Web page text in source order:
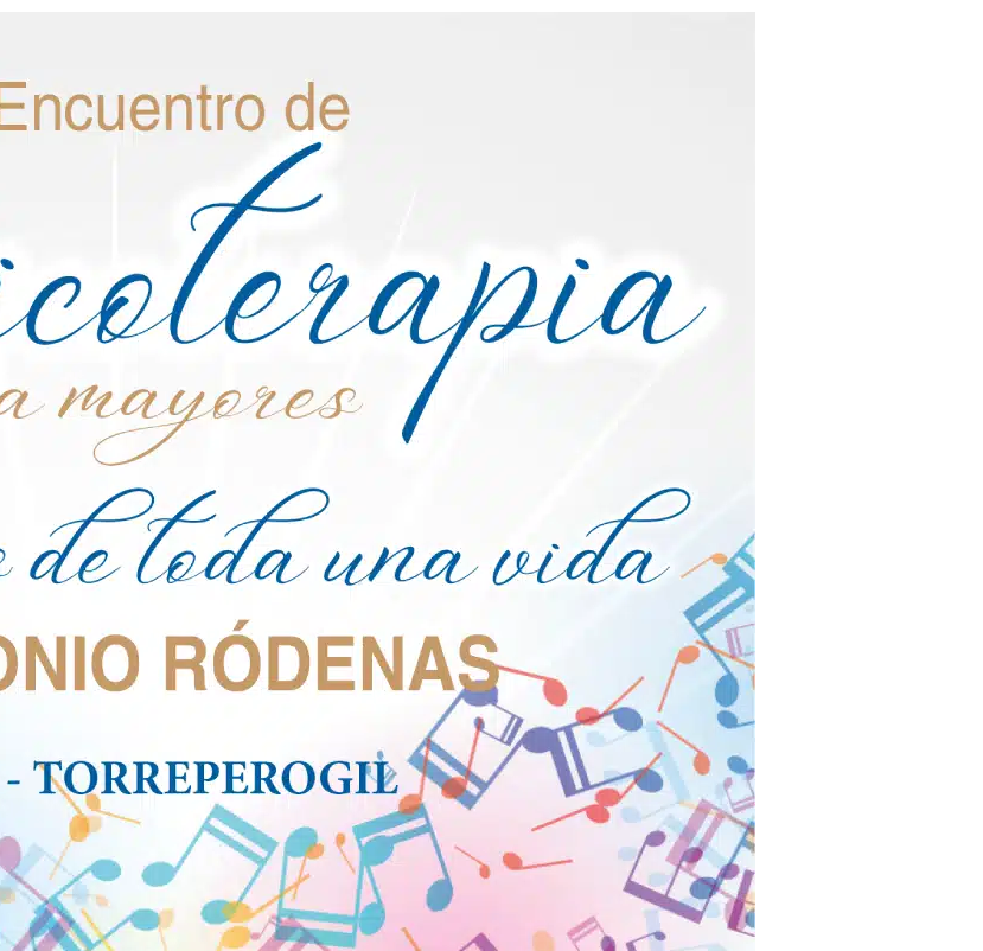
UNA VIDA »